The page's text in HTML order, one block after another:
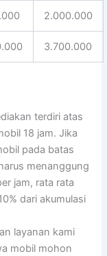
2.000.000
3.700.000
terdiri atas
18 jam. Jika
pada batas
menanggung
jam, rata rata
dari akumulasi
layanan kami
mobil mohon